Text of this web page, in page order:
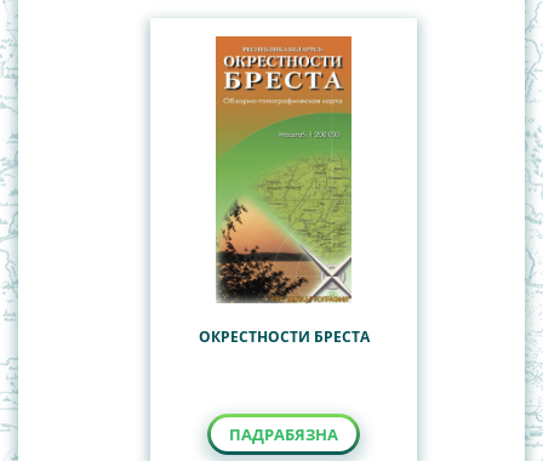
ОКРЕСТНОСТИ БРЕСТА
ПАДРАБЯЗНА